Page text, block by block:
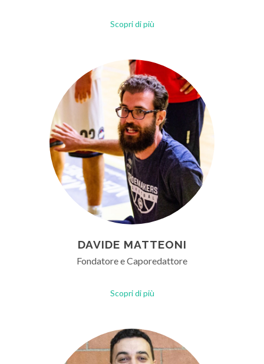
Scopri di più
DAVIDE MATTEONI
Fondatore e Caporedattore
Scopri di più